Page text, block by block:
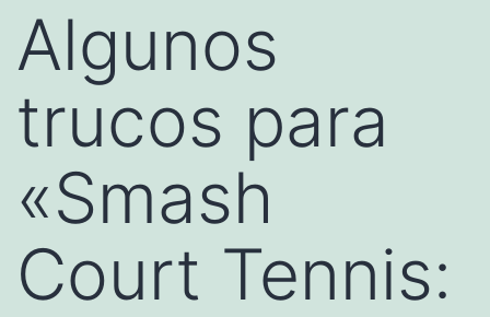
Algunos
trucos para
«Smash
Court Tennis: